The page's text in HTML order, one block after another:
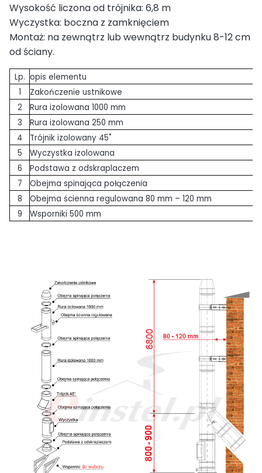
Wysokość liczona od trójnika: 6,8 m
Wyczystka: boczna z zamknięciem
Montaż: na zewnątrz lub wewnątrz budynku 8-12 cm
od ściany.
Lp. opis elementu
1
Zakończenie ustnikowe
2
Rura izolowana 1000 mm
3
Rura izolowana 250 mm
4
Trójnik izolowany 45˚
5
Wyczystka izolowana
6
Podstawa z odskraplaczem
7
Obejma spinająca połączenia
8
Obejma ścienna regulowana 80 mm – 120 mm
9
Wsporniki 500 mm